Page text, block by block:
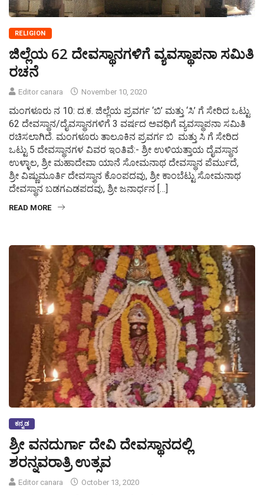
RELIGION
ಜಿಲ್ಲೆಯ 62 ದೇವಸ್ಥಾನಗಳಿಗೆ ವ್ಯವಸ್ಥಾಪನಾ ಸಮಿತಿ
ರಚನೆ
Editor canara November 10, 2020
ಮಂಗಳೂರು ನ 10: ದ.ಕ. ಜಿಲ್ಲೆಯ ಪ್ರವರ್ಗ ‘ಬಿ’ ಮತ್ತು ‘ಸಿ’ ಗೆ ಸೇರಿದ ಒಟ್ಟು
62 ದೇವಸ್ಥಾನ/ದೈವಸ್ಥಾನಗಳಿಗೆ 3 ವರ್ಷದ ಅವಧಿಗೆ ವ್ಯವಸ್ಥಾಪನಾ ಸಮಿತಿ
ರಚಿಸಲಾಗಿದೆ. ಮಂಗಳೂರು ತಾಲೂಕಿನ ಪ್ರವರ್ಗ ಬಿ ಮತ್ತು ಸಿ ಗೆ ಸೇರಿದ
ಒಟ್ಟು 5 ದೇವಸ್ಥಾನಗಳ ವಿವರ ಇಂತಿವೆ:- ಶ್ರೀ ಉಳಿಯತ್ತಾಯ ದೈವಸ್ಥಾನ
ಉಳ್ಳಾಲ, ಶ್ರೀ ಮಹಾದೇವಾ ಯಾನೆ ಸೋಮನಾಥ ದೇವಸ್ಥಾನ ಪೆರ್ಮುದೆ,
ಶ್ರೀ ವಿಷ್ಣುಮೂರ್ತಿ ದೇವಸ್ಥಾನ ಕೊಂಪದವು, ಶ್ರೀ ಕಾಂಬೆಟ್ಟು ಸೋಮನಾಥ
ದೇವಸ್ಥಾನ ಬಡಗಎಡಪದವು, ಶ್ರೀ ಜನಾರ್ಧನ […]
READ MORE
ಕನ್ನಡ
ಶ್ರೀ ವನದುರ್ಗಾ ದೇವಿ ದೇವಸ್ಥಾನದಲ್ಲಿ
ಶರನ್ನವರಾತ್ರಿ ಉತ್ಸವ
Editor canara October 13, 2020